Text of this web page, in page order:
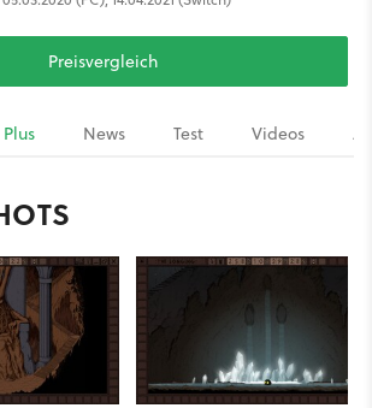
Preisvergleich
Plus News Test Videos